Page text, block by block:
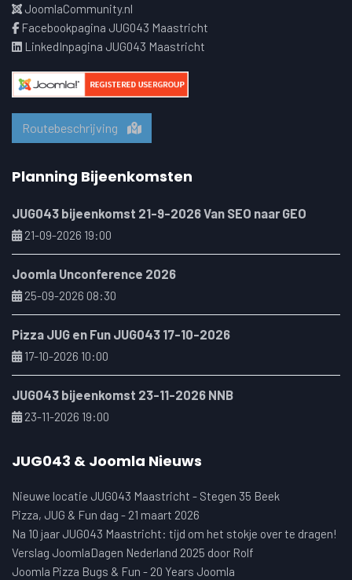
JoomlaCommunity.nl
Facebookpagina JUG043 Maastricht
LinkedInpagina JUG043 Maastricht
Routebeschrijving
Planning Bijeenkomsten
JUG043 bijeenkomst 21-9-2026 Van SEO naar GEO
21-09-2026 19:00
Joomla Unconference 2026
25-09-2026 08:30
Pizza JUG en Fun JUG043 17-10-2026
17-10-2026 10:00
JUG043 bijeenkomst 23-11-2026 NNB
23-11-2026 19:00
JUG043 & Joomla Nieuws
Nieuwe locatie JUG043 Maastricht - Stegen 35 Beek
Pizza, JUG & Fun dag - 21 maart 2026
Na 10 jaar JUG043 Maastricht: tijd om het stokje over te dragen!
Verslag JoomlaDagen Nederland 2025 door Rolf
Joomla Pizza Bugs & Fun - 20 Years Joomla